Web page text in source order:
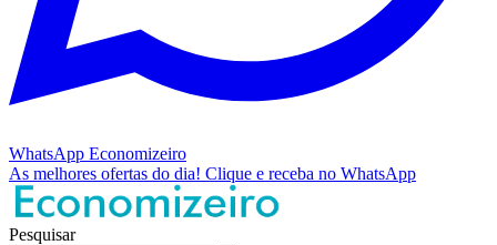
WhatsApp Economizeiro
As melhores ofertas do dia! Clique e receba no WhatsApp
Pesquisar